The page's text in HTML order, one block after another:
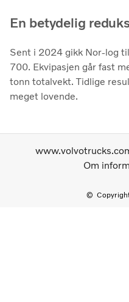
En betydelig
Sent i 2024 gikk Nor-log
700. Ekvipasjen går fast
tonn totalvekt. Tidlige
meget lovende.
Om